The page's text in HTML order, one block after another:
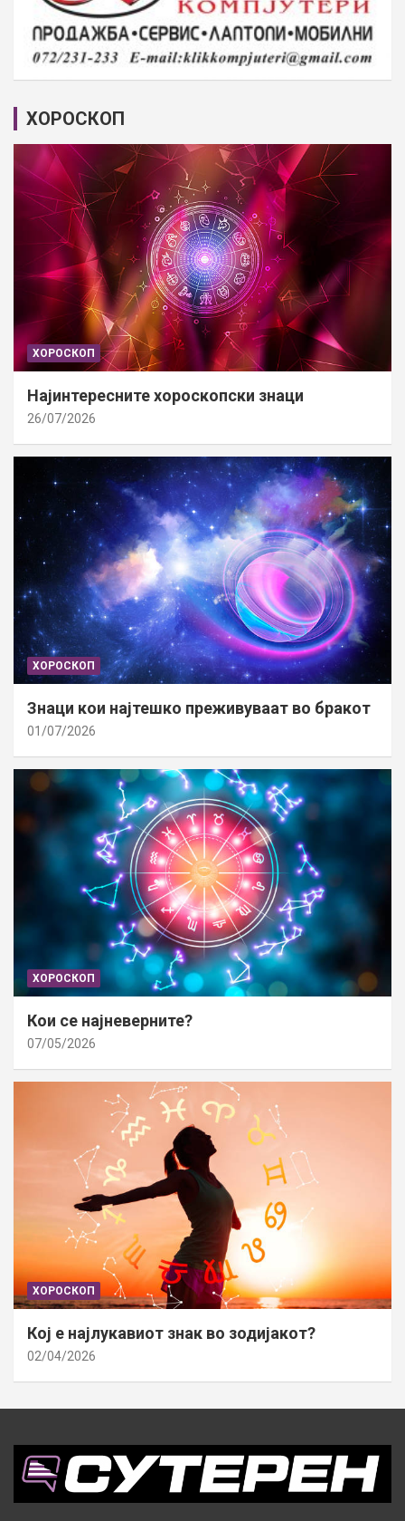
ХОРОСКОП
ХОРОСКОП
Најинтересните хороскопски знаци
26/07/2026
ХОРОСКОП
Знаци кои најтешко преживуваат во бракот
01/07/2026
ХОРОСКОП
Кои се најневерните?
07/05/2026
ХОРОСКОП
Кој е најлукавиот знак во зодијакот?
02/04/2026